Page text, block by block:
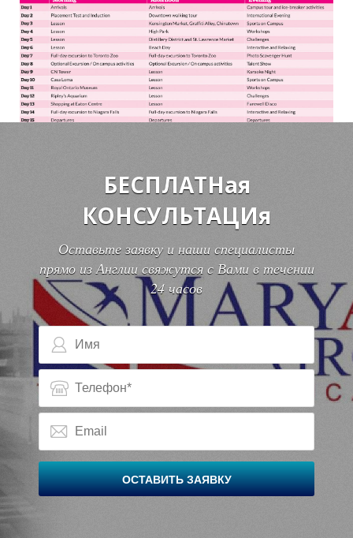
ОБЕСПЛАТНая
КОНСУЛЬТАЦИя
Оставьте заявку и наши специалисты
прямо из Англии свяжутся с Вами в течении
24 часов
ОСТАВИТЬ ЗАЯВКУ
О